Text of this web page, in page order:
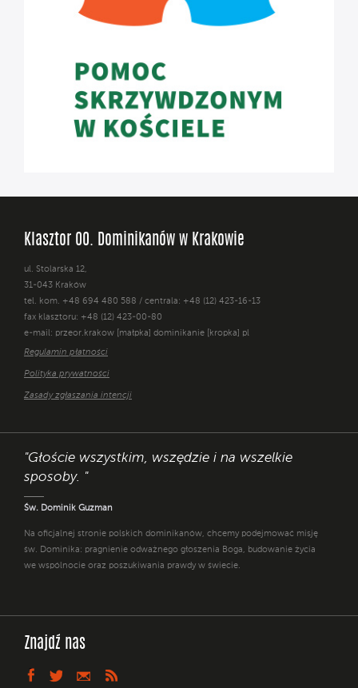
Klasztor OO. Dominikanów w Krakowie
ul. Stolarska 12,
31-043 Kraków
tel. kom. +48 694 480 588 / centrala: +48 (12) 423-16-13
fax klasztoru: +48 (12) 423-00-80
e-mail: przeor.krakow [małpka] dominikanie [kropka] pl
Regulamin płatności
Polityka prywatności
Zasady zgłaszania intencji
"Głoście wszystkim, wszędzie i na wszelkie
sposoby. "
Św. Dominik Guzman
Na oficjalnej stronie polskich dominikanów, chcemy podejmować misję
św. Dominika: pragnienie odważnego głoszenia Boga, budowanie życia
we wspólnocie oraz poszukiwania prawdy w świecie.
Znajdź nas